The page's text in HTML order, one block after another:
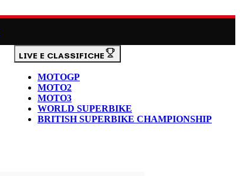
LIVE E CLASSIFICHE
MOTOGP
MOTO2
MOTO3
WORLD SUPERBIKE
BRITISH SUPERBIKE CHAMPIONSHIP